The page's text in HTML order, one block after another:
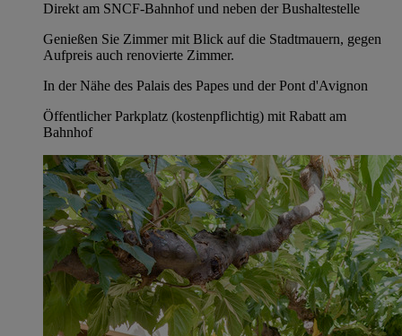
Direkt am SNCF-Bahnhof und neben der Bushaltestelle
Genießen Sie Zimmer mit Blick auf die Stadtmauern, gegen
Aufpreis auch renovierte Zimmer.
In der Nähe des Palais des Papes und der Pont d'Avignon
Öffentlicher Parkplatz (kostenpflichtig) mit Rabatt am
Bahnhof